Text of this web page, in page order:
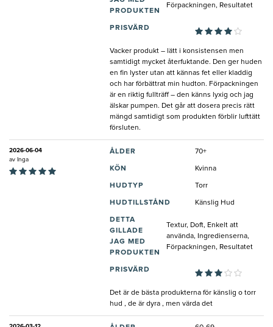
PRODUKTEN
Förpackningen, Resultatet
PRISVÄRD
Vacker produkt – lätt i konsistensen men
samtidigt mycket återfuktande. Den ger huden
en fin lyster utan att kännas fet eller kladdig
och har förbättrat min hudton. Förpackningen
är en riktig fullträff – den känns lyxig och jag
älskar pumpen. Det går att dosera precis rätt
mängd samtidigt som produkten förblir lufttätt
försluten.
2026-06-04
av Inga
ÅLDER 70+
KÖN Kvinna
HUDTYP Torr
HUDTILLSTÅND Känslig Hud
DETTA
GILLADE
JAG MED
PRODUKTEN
Textur, Doft, Enkelt att
använda, Ingredienserna,
Förpackningen, Resultatet
PRISVÄRD
Det är de bästa produkterna för känslig o torr
hud , de är dyra , men värda det